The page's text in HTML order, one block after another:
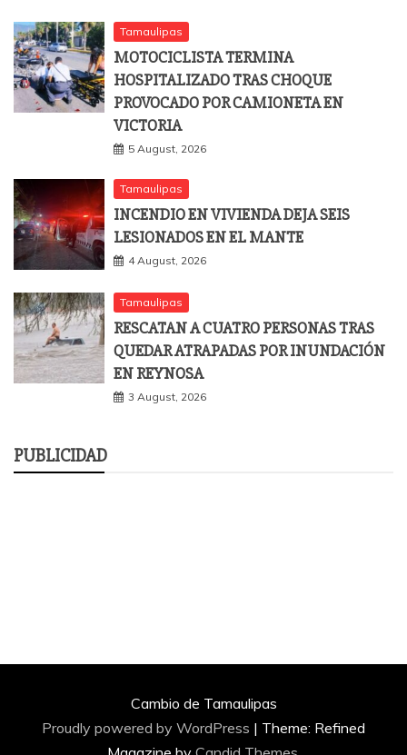
Tamaulipas
MOTOCICLISTA TERMINA
HOSPITALIZADO TRAS CHOQUE
PROVOCADO POR CAMIONETA EN
VICTORIA
5 August, 2026
Tamaulipas
INCENDIO EN VIVIENDA DEJA SEIS
LESIONADOS EN EL MANTE
4 August, 2026
Tamaulipas
RESCATAN A CUATRO PERSONAS TRAS
QUEDAR ATRAPADAS POR INUNDACIÓN
EN REYNOSA
3 August, 2026
PUBLICIDAD
Cambio de Tamaulipas
Proudly powered by WordPress | Theme: Refined